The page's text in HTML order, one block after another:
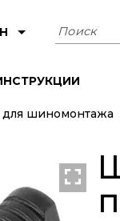
Поиск
для шиномонтажа